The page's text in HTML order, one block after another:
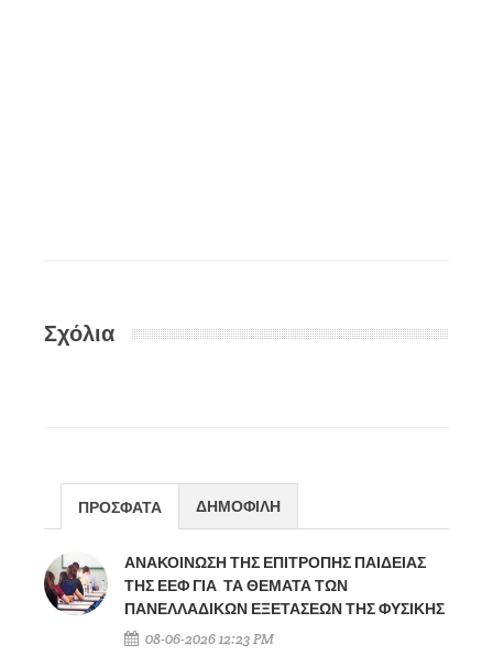
Σχόλια
ΠΡΟΣΦΑΤΑ ΔΗΜΟΦΙΛΗ
ΑΝΑΚΟΙΝΩΣΗ ΤΗΣ ΕΠΙΤΡΟΠΗΣ ΠΑΙΔΕΙΑΣ
ΤΗΣ ΕΕΦ ΓΙΑ ΤΑ ΘΕΜΑΤΑ ΤΩΝ
ΠΑΝΕΛΛΑΔΙΚΩΝ ΕΞΕΤΑΣΕΩΝ ΤΗΣ ΦΥΣΙΚΗΣ
08-06-2026 12:23 PM